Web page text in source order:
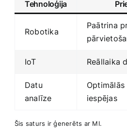
Tehnoloģija
Robotika
Paātrina
IoT Reāllaika
Datu
analīze
iespējas
Šis saturs ir ģenerēts​ ar⁣ MI.